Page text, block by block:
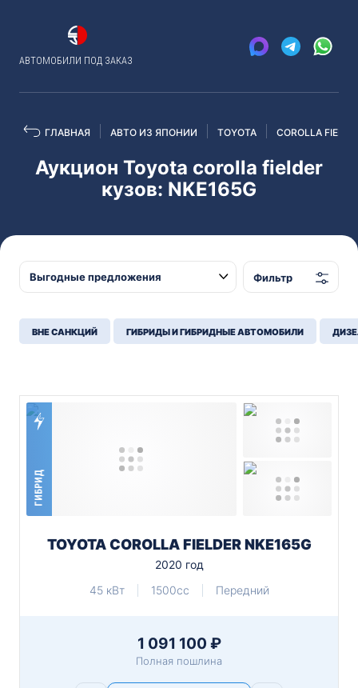
АВТОМОБИЛИ ПОД ЗАКАЗ
ГЛАВНАЯ АВТО ИЗ ЯПОНИИ TOYOTA COROLLA
Аукцион Toyota corolla fielder
кузов: NKE165G
Фильтр
ВНЕ САНКЦИЙ ГИБРИДЫ И ГИБРИДНЫЕ АВТОМОБИЛИ
ГИБРИД
TOYOTA COROLLA FIELDER NKE165G
2020 год
45 кВт
1500cc Передний
1 091 100 ₽
Полная пошлина